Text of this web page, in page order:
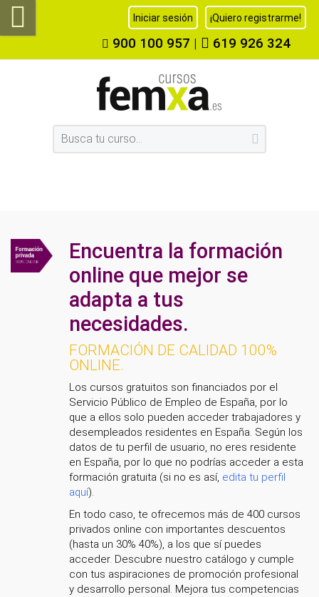
Iniciar sesión ¡Quiero registrarme!
900 100 957 | 619 926 324
Encuentra la formación
online que mejor se
adapta a tus
necesidades.
FORMACIÓN DE CALIDAD 100%
ONLINE.
Los cursos gratuitos son financiados por el
Servicio Público de Empleo de España, por lo
que a ellos solo pueden acceder trabajadores y
desempleados residentes en España. Según los
datos de tu perfil de usuario, no eres residente
en España, por lo que no podrías acceder a esta
formación gratuita (si no es así, edita tu perfil
aquí).
En todo caso, te ofrecemos más de 400 cursos
privados online con importantes descuentos
(hasta un 30% 40%), a los que sí puedes
acceder. Descubre nuestro catálogo y cumple
con tus aspiraciones de promoción profesional
y desarrollo personal. Mejora tus competencias